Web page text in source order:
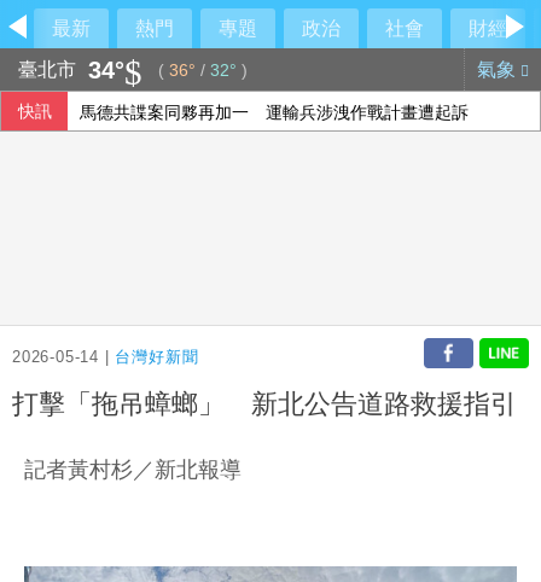
最新 熱門 專題 政治 社會
財經
臺北市 34° ( 36° / 32° ) 氣象
快訊 馬德共諜案同夥再加一 運輸兵涉洩作戰計畫遭起訴
2026-05-14 | 台灣好新聞
打擊「拖吊蟑螂」 新北公告道路救援指引
記者黃村杉／新北報導